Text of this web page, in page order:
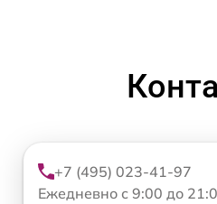
+7 (495) 023-41-97
Ежедневно с 9:00 до